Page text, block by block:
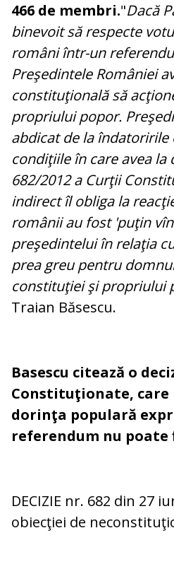
466 de membri."Dacă
binevoit să respecte
români într-un
Preşedintele României
constituţională să
propriului popor.
abdicat de la
condiţiile în care avea la
682/2012 a Curţii
indirect îl obliga la
românii au fost 'puţin
preşedintelui în relaţia
prea greu pentru
constituţiei şi propriului
Traian Băsescu.
Basescu citează o
Constituţionate, care
dorinţa populară
referendum nu
DECIZIE nr. 682 din 27
obiecţiei de